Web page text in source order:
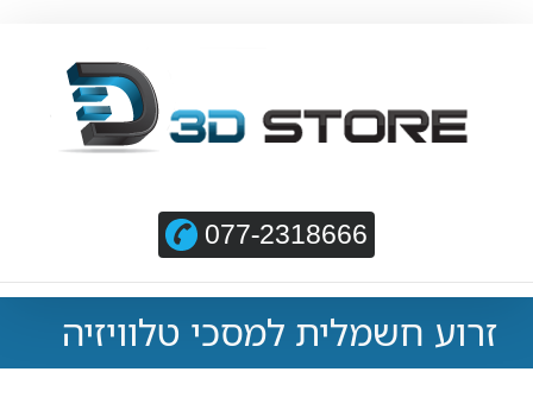
077-2318666
זרוע חשמלית למסכי טלוויזיה